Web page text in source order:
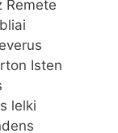
Remete
Isten
lelki